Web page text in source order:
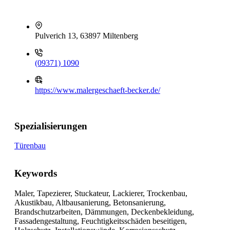
Pulverich 13, 63897 Miltenberg
(09371) 1090
https://www.malergeschaeft-becker.de/
Spezialisierungen
Türenbau
Keywords
Maler, Tapezierer, Stuckateur, Lackierer, Trockenbau,
Akustikbau, Altbausanierung, Betonsanierung,
Brandschutzarbeiten, Dämmungen, Deckenbekleidung,
Fassadengestaltung, Feuchtigkeitsschäden beseitigen,